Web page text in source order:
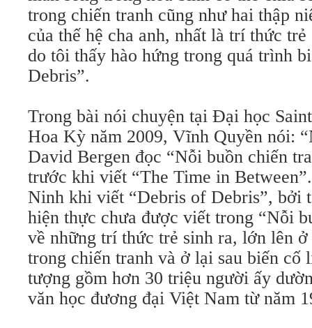
trong chiến tranh cũng như hai thập
của thế hệ cha anh, nhất là trí thức
do tôi thấy hào hứng trong quá trình
Debris”.
Trong bài nói chuyện tại Đại học
Hoa Kỳ năm 2009, Vĩnh Quyền nói:
David Bergen đọc “Nỗi buồn chiến
trước khi viết “The Time in
Ninh khi viết “Debris of Debris”, bởi
hiện thực chưa được viết trong “Nỗi
về những trí thức trẻ sinh ra, lớn lên
trong chiến tranh và ở lại sau biến cố
tượng gồm hơn 30 triệu người ấy
văn học đương đại Việt Nam từ năm